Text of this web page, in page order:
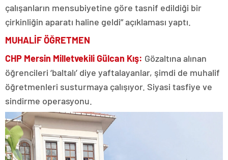
çalışanların mensubiyetine göre tasnif edildiği bir
çirkinliğin aparatı haline geldi” açıklaması yaptı.
MUHALİF ÖĞRETMEN
CHP Mersin Milletvekili Gülcan Kış: Gözaltına alınan
öğrencileri ‘baltalı’ diye yaftalayanlar, şimdi de muhalif
öğretmenleri susturmaya çalışıyor. Siyasi tasfiye ve
sindirme operasyonu.